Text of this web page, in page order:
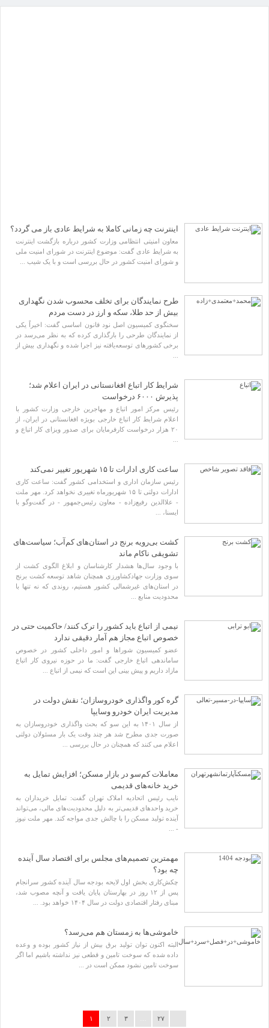
حذف شرط «مقاله» و «آزمون جامع» دکتری بی‌تدبیری است/ هشدار نسبت به سقوط آزاد رتبه
علمی کشور
اقتصاد
کار و دانش
جزیئیات حضور آهنگسازان معروف درمیان برنامه فینال جام‌جهانی
زمان تقابل غول‌های فوتبال برای رسیدن به فینال جام جهانی اعلام شد
گالری تصاویر
اقتصاد
سیاست خارجی
سیاست داخلی
گالری تصاویر
فهرست
اینترنت چه زمانی کاملا به شرایط عادی باز می‌ گردد؟
معاون امنیتی انتظامی وزارت کشور درباره بازگشت اینترنت
به شرایط عادی گفت: موضوع اینترنت در شورای امنیت ملی
و شورای امنیت کشور در حال بررسی است و با یک شیب ...
طرح نمایندگان برای تخلف محسوب شدن نگهداری
بیش از حد طلا، سکه و ارز در دست مردم
سخنگوی کمیسیون اصل نود قانون اساسی گفت: اخیراً یکی
از نمایندگان طرحی را بارگذاری کرده‌ که به نظر می‌رسد در
برخی کشورهای توسعه‌یافته نیز اجرا شده و نگهداری بیش از
شرایط کار اتباع افغانستانی در ایران اعلام شد؛
پذیرش ۶۰۰۰ درخواست
رئیس مرکز امور اتباع و مهاجرین خارجی وزارت کشور با
اعلام شرایط کار اتباع خارجی بویژه افغانستانی در ایران، از
۲۰ هزار درخواست کارفرمایان برای صدور ویزای کار اتباع و
ساعت کاری ادارات تا ۱۵ شهریور تغییر نمی‌کند
رئیس سازمان اداری و استخدامی کشور گفت: ساعت کاری
ادارات دولتی تا ۱۵ شهریورماه تغییری نخواهد کرد. مهر ملت
- علاالدین رفیع‌زاده‌ - معاون رئیس‌جمهور - در گفت‌وگو با
ایسنا، ...
کشت بی‌رویه برنج در استان‌های کم‌آب؛ سیاست‌های
تشویقی ناکام ماند
با وجود سال‌ها هشدار کارشناسان و ابلاغ الگوی کشت از
سوی وزارت جهادکشاورزی همچنان شاهد توسعه کشت برنج
در استان‌های غیرشمالی کشور هستیم، روندی که نه‌ تنها با
محدودیت منابع ...
نیمی از اتباع باید کشور را ترک کنند/ حاکمیت حتی در
خصوص اتباع مجاز هم آمار دقیقی ندارد
عضو کمیسیون شوراها و امور داخلی کشور در خصوص
ساماندهی اتباع خارجی گفت: ما در حوزه نیروی کار اتباع
مازاد داریم و پیش بینی این است که نیمی از اتباع ...
گره کور واگذاری خودروسازان؛ نقش دولت در
مدیریت ایران خودرو وسایپا
از سال ۱۴۰۱ به این سو که بحث واگذاری خودروسازان به
صورت جدی مطرح شد هر چند وقت یک بار مسئولان دولتی
اعلام می کنند که همچنان در حال بررسی ...
معاملات کم‌سو در بازار مسکن؛ افزایش تمایل به
خرید خانه‌های قدیمی
نایب رئیس اتحادیه املاک تهران گفت: تمایل خریداران به
خرید واحدهای قدیمی‌تر به دلیل محدودیت‌های مالی، می‌تواند
آینده تولید مسکن را با چالش جدی مواجه کند. مهر ملت نیوز
- ...
مهمترین تصمیم‌های مجلس برای اقتصاد سال آینده
چه بود؟
چکش‌کاری بخش اول لایحه بودجه سال آینده کشور سرانجام
پس از ۱۲ روز در بهارستان پایان یافت و آنچه مصوب شد،
مبنای رفتار اقتصادی دولت در سال ۱۴۰۴ خواهد بود. ...
خاموشی‌ها به زمستان هم می‌رسد؟
البته اکنون توان تولید برق بیش از نیاز کشور بوده و وعده
داده شده که سوخت تامین و قطعی نیز نداشته باشیم اما اگر
سوخت تامین نشود ممکن است در ...
۱ ۲ ۳ ۲۷